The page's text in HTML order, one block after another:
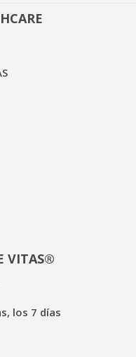
VITAS®
los 7 días